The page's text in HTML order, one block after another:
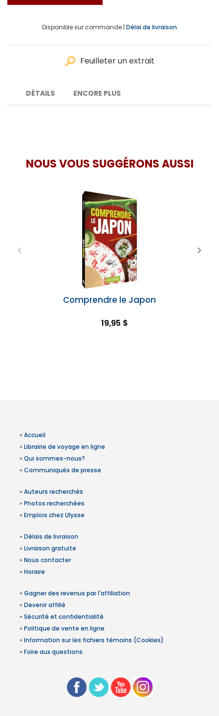
Disponible sur commande | Délai de livraison
Feuilleter un extrait
DÉTAILS ENCORE PLUS
NOUS VOUS SUGGÉRONS AUSSI
Comprendre le Japon
19,95 $
» Accueil
» Librairie de voyage en ligne
» Qui sommes-nous?
» Communiqués de presse
» Auteurs recherchés
» Photos recherchées
» Emplois chez Ulysse
» Délais de livraison
» Livraison gratuite
» Nous contacter
» Horaire
» Gagner des revenus par l'affiliation
» Devenir affilié
» Sécurité et confidentialité
» Politique de vente en ligne
» Information sur les fichiers témoins (Cookies)
» Foire aux questions